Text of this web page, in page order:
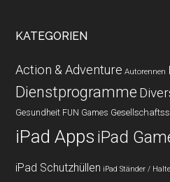
KATEGORIEN
Action & Adventure Autorennen
Dienstprogramme
Gesundheit FUN Games
iPad Apps iPad
iPad Schutzhüllen iPad Ständer /